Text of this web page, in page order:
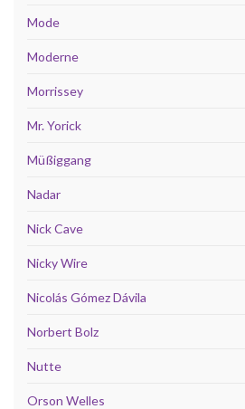
Mode
Moderne
Morrissey
Mr. Yorick
Müßiggang
Nadar
Nick Cave
Nicky Wire
Nicolás Gómez Dávila
Norbert Bolz
Nutte
Orson Welles